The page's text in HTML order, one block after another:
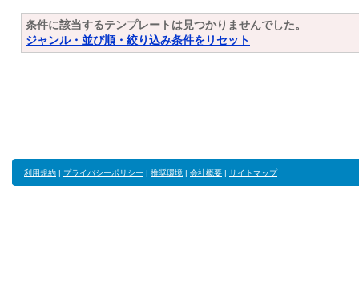
条件に該当するテンプレートは見つかりませんでした。
ジャンル・並び順・絞り込み条件をリセット
利用規約 | プライバシーポリシー | 推奨環境 | 会社概要 | サイトマップ